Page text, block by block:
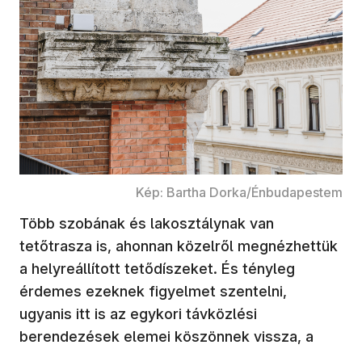
Kép: Bartha Dorka/Énbudapestem
Több szobának és lakosztálynak van
tetőtrasza is, ahonnan közelről megnézhettük
a helyreállított tetődíszeket. És tényleg
érdemes ezeknek figyelmet szentelni,
ugyanis itt is az egykori távközlési
berendezések elemei köszönnek vissza, a